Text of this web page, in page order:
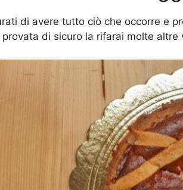
di avere tutto ciò che occorre e
provata di sicuro la rifarai molte